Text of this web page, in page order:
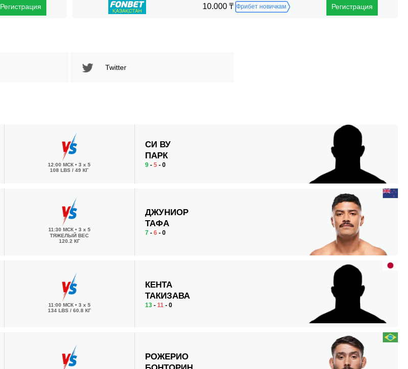
Регистрация 10.000 ₸ Фрибет новичкам Регистрация
Twitter
12:00 МСК• 3 x 5
108 LBS / 49 КГ
СИ ВУ
ПАРК
9 -5 - 0
11:30 МСК • 3 x 5
ТЯЖЕЛЫЙ ВЕС
120.2 КГ
ДЖУНИОР
ТАФА
7 -6 - 0
11:00 МСК • 3 x 5
134 LBS / 60.8 КГ
КЕНТА
ТАКИЗАВА
13 -11 - 0
РОЖЕРИО